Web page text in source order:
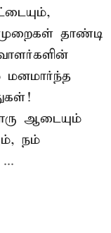
தாண்டி
மனமார்ந்த
ஆடையும்
நம்